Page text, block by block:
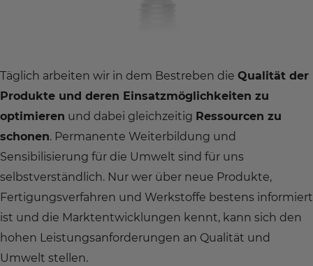
Täglich arbeiten wir in dem Bestreben die Qualität der
Produkte und deren Einsatzmöglichkeiten zu
optimieren und dabei gleichzeitig Ressourcen zu
schonen. Permanente Weiterbildung und
Sensibilisierung für die Umwelt sind für uns
selbstverständlich. Nur wer über neue Produkte,
Fertigungsverfahren und Werkstoffe bestens informiert
ist und die Marktentwicklungen kennt, kann sich den
hohen Leistungsanforderungen an Qualität und
Umwelt stellen.